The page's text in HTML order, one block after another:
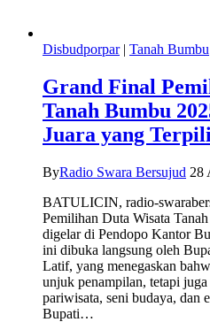
Disbudporpar| Tanah Bumbu
Grand Final
Tanah Bumbu
Juara yang
ByRadio Swara Bersujud 28
BATULICIN, radio-
Pemilihan Duta Wisata
digelar di Pendopo Kantor
ini dibuka langsung oleh
Latif, yang menegaskan
unjuk penampilan, tetapi
pariwisata, seni budaya, dan
Bupati…